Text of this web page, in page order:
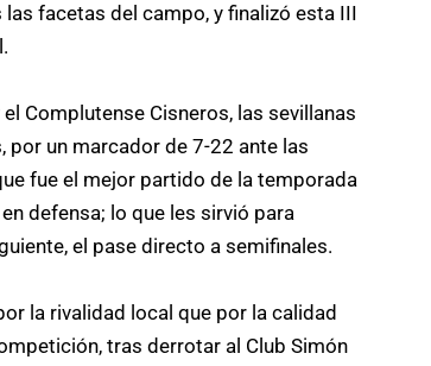
facetas del campo, y finalizó esta III
Complutense Cisneros, las sevillanas
un marcador de 7-22 ante las
fue el mejor partido de la temporada
defensa; lo que les sirvió para
el pase directo a semifinales.
la rivalidad local que por la calidad
tras derrotar al Club Simón